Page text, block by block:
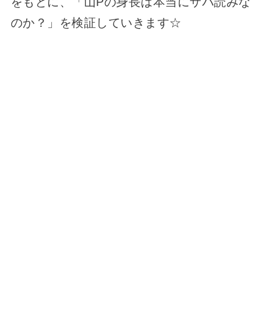
のか？」を検証していきます☆